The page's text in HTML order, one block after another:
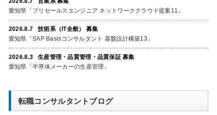
愛知県「プリセールスエンジニア ネットワーククラウド提案11」
2026.8.7 技術系（IT全般） 募集
愛知県「SAP Basisコンサルタント 基盤設計構築13」
2026.8.3 生産管理・品質管理・品質保証 募集
愛知県「半導体メーカーの生産管理」
転職コンサルタントブログ